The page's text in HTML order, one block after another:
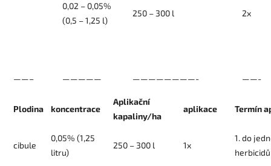
0,02 – 0,05%
(0,5 – 1,25 l)
250 – 300 l 2x
——– ————— ————————- ——-
Plodina koncentrace
Aplikační
kapaliny/ha
aplikace Termín
cibule
0,05% (1,25
litru)
250 – 300 l 1x
1. do
herbicidů